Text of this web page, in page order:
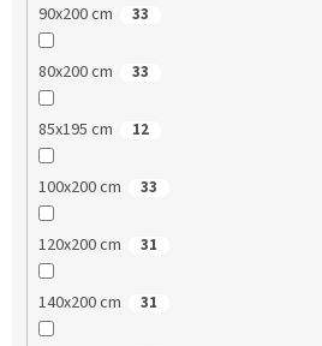
90x200 cm 33
80x200 cm 33
85x195 cm 12
100x200 cm 33
120x200 cm 31
140x200 cm 31